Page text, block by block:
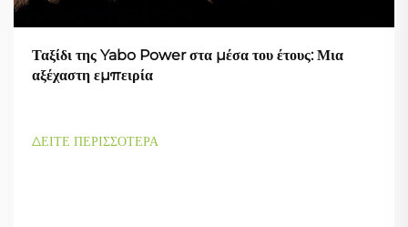
Ταξίδι της Yabo Power στα μέσα του έτους: Μια
αξέχαστη εμπειρία
ΔΕΙΤΕ ΠΕΡΙΣΣΟΤΕΡΑ